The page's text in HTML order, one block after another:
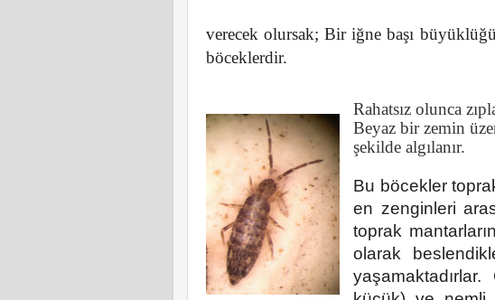
verecek olursak;Bir iğne başı
böceklerdir.
Rahatsız olunca
Beyaz bir zemin
şekilde algılanır.
Bu böcekler
en zenginleri
toprak
olarak
yaşamaktadırlar.